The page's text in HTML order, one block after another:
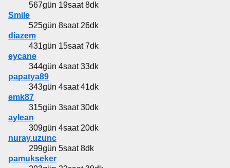
567gün 19saat 8dk
Smile
525gün 8saat 26dk
diazem
431gün 15saat 7dk
eycane
344gün 4saat 33dk
papatya89
343gün 4saat 41dk
emk87
315gün 3saat 30dk
aylean
309gün 4saat 20dk
nuray.uzunc
299gün 5saat 8dk
pamukseker